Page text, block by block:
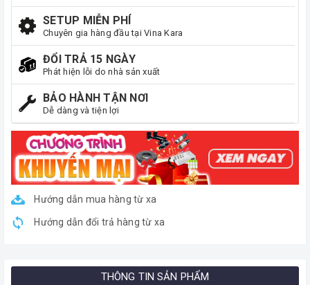
SETUP MIỄN PHÍ
Chuyên gia hàng đầu tại Vina Kara
ĐỔI TRẢ 15 NGÀY
Phát hiện lỗi do nhà sản xuất
BẢO HÀNH TẬN NƠI
Dễ dàng và tiện lợi
Hướng dẫn mua hàng từ xa
Hướng dẫn đổi trả hàng từ xa
THÔNG TIN SẢN PHẨM